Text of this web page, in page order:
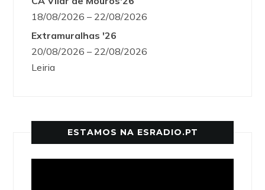
18/08/2026 – 22/08/2026
Extramuralhas '26
20/08/2026 – 22/08/2026
Leiria
ESTAMOS NA ESRADIO.PT